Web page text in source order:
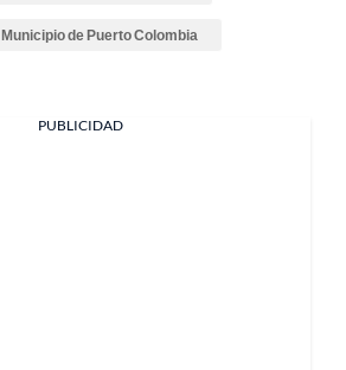
Municipio de Puerto Colombia
PUBLICIDAD